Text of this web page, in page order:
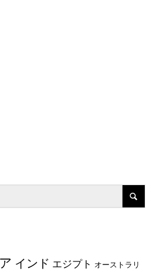
インド エジプト オーストラリ